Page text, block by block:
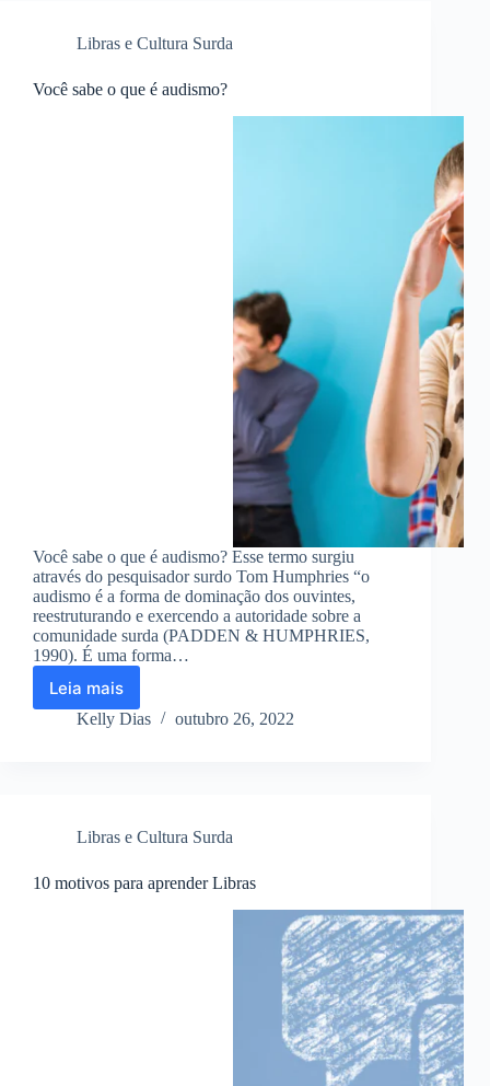
Libras e Cultura Surda
Você sabe o que é audismo?
Você sabe o que é audismo? Esse termo surgiu
através do pesquisador surdo Tom Humphries “o
audismo é a forma de dominação dos ouvintes,
reestruturando e exercendo a autoridade sobre a
comunidade surda (PADDEN & HUMPHRIES,
1990). É uma forma…
Leia mais
Você
sabe
Kelly Dias outubro 26, 2022
Libras e Cultura Surda
10 motivos para aprender Libras